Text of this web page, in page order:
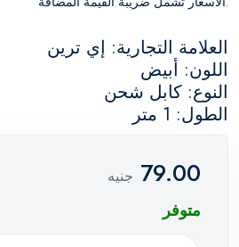
العلامة التجارية: إي ترين
اللون: أبيض
النوع: كابل شحن
الطول: 1 متر
79.00 جنيه
متوفر